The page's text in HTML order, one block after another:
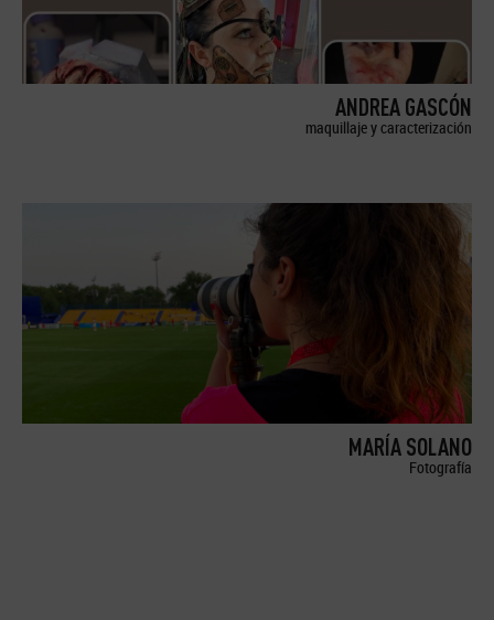
ANDREA GASCÓN
maquillaje y caracterización
MARÍA SOLANO
Fotografía